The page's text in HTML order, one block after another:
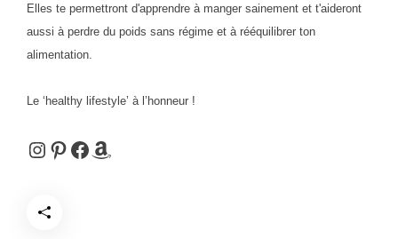
Elles te permettront d'apprendre à manger sainement et t'aideront
aussi à perdre du poids sans régime et à rééquilibrer ton
alimentation.
Le ‘healthy lifestyle’ à l’honneur !
Instagram
Pinterest
Facebook
Amazon